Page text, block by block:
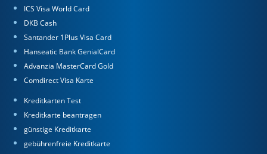
ICS Visa World Card
DKB Cash
Santander 1Plus Visa Card
Hanseatic Bank GenialCard
Advanzia MasterCard Gold
Comdirect Visa Karte
Kreditkarten Test
Kreditkarte beantragen
günstige Kreditkarte
gebührenfreie Kreditkarte